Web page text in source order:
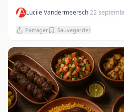
Lucile Vandermeersch·22
Partager Sauvegarder